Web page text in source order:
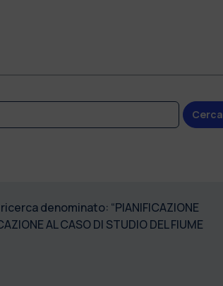
Cerca
denominato: “PIANIFICAZIONE
AL CASO DI STUDIO DEL FIUME